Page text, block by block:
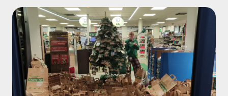
genommen und erfüllt haben. Ihr seid spitze!